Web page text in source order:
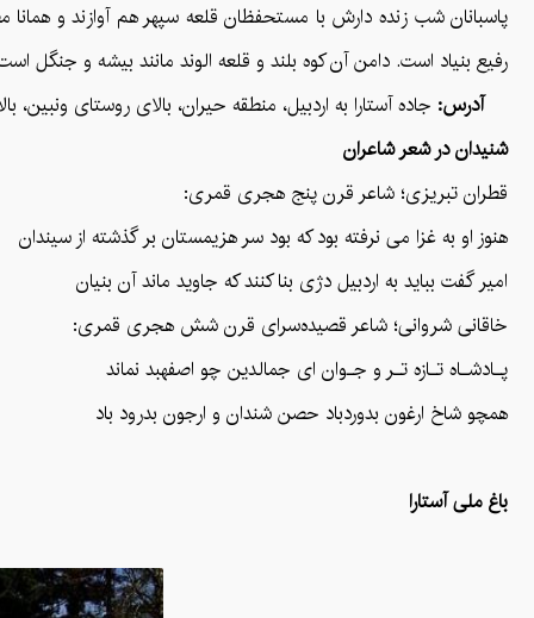
پاسبانان شب زنده دارش با مستحفظان قلعه سپهر هم آوازند و
رفیع بنیاد است. دامن آن کوه بلند و قلعه الوند مانند بیشه و جنگل
آدرس: جاده آستارا به اردبیل، منطقه حیران، بالای روستای ونبین،
شنیدان در شعر شاعران
قطران تبریزی؛ شاعر قرن پنج هجری قمری:
هنوز او به غزا می نرفته بود که بود سر هزیمستان بر گذشته از سیندان
امیر گفت بباید به اردبیل دژی بنا کنند که جاوید ماند آن بنیان
خاقانی شروانی؛ شاعر قصیده‌سرای قرن شش هجری قمری:
پـادشـاه تـازه تـر و جـوان ای جمالدین چو اصفهبد نماند
همچو شاخ ارغون بدوردباد حصن شندان و ارجون بدرود باد
باغ ملی آستارا